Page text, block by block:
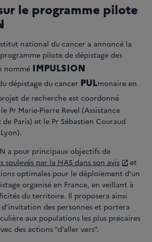
le programme pilote
national du cancer a annoncé la
pilote de dépistage des
nommé IMPULSION
dépistage du cancer PULmonaire en
de recherche est coordonné
Pr Marie-Pierre Revel (Assistance
Paris) et le Pr Sébastien Couraud
a pour principaux objectifs de
soulevés par la HAS dans son avis
et
optimales pour le déploiement d’un
organisé en France, en veillant à
du territoire. Il proposera ainsi
des personnes et portera
aux populations les plus précaires
des actions "d’aller vers".